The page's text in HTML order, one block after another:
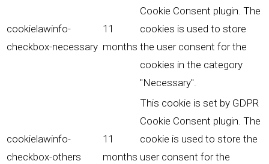
cookielawinfo-
checkbox-necessary
11
months
Cookie Consent plugin. The
cookies is used to store
the user consent for the
cookies in the category
"Necessary".
cookielawinfo-
checkbox-others
11
months
This cookie is set by GDPR
Cookie Consent plugin. The
cookie is used to store the
user consent for the